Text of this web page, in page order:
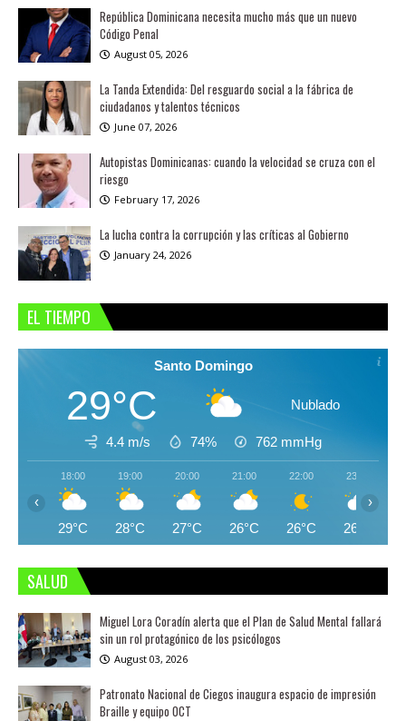
República Dominicana necesita mucho más que un nuevo
Código Penal
August 05, 2026
La Tanda Extendida: Del resguardo social a la fábrica de
ciudadanos y talentos técnicos
June 07, 2026
Autopistas Dominicanas: cuando la velocidad se cruza con el
riesgo
February 17, 2026
La lucha contra la corrupción y las críticas al Gobierno
January 24, 2026
EL TIEMPO
Santo Domingo
29°C Nublado
4.4 m/s 74% 762 mmHg
18:00
29°C
19:00
28°C
20:00
27°C
21:00
26°C
22:00
26°C
23:00
26°C
‹ ›
SALUD
Miguel Lora Coradín alerta que el Plan de Salud Mental fallará
sin un rol protagónico de los psicólogos
August 03, 2026
Patronato Nacional de Ciegos inaugura espacio de impresión
Braille y equipo OCT